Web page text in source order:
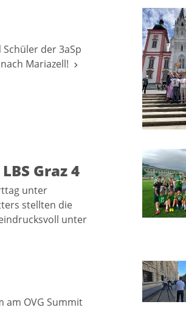
der 3aSp
Mariazell!
Graz 4
unter
stellten die
unter
am OVG Summit